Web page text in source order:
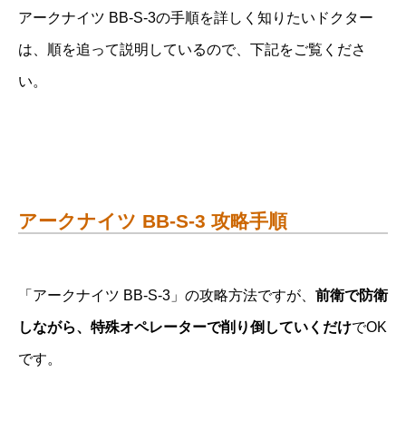
アークナイツ BB-S-3の手順を詳しく知りたいドクター
は、順を追って説明しているので、下記をご覧くださ
い。
アークナイツ BB-S-3 攻略手順
「アークナイツ BB-S-3」の攻略方法ですが、 前衛で防衛
しながら、特殊オペレーターで削り倒していくだけでOK
です。